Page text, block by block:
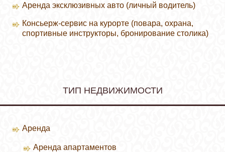
Аренда эксклюзивных авто (личный водитель)
Консьерж-сервис на курорте (повара, охрана,
спортивные инструкторы, бронирование столика)
ТИП НЕДВИЖИМОСТИ
Аренда
Аренда апартаментов